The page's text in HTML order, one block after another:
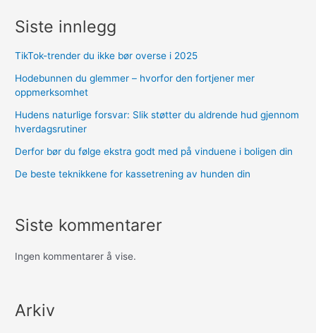
Siste innlegg
TikTok-trender du ikke bør overse i 2025
Hodebunnen du glemmer – hvorfor den fortjener mer
oppmerksomhet
Hudens naturlige forsvar: Slik støtter du aldrende hud gjennom
hverdagsrutiner
Derfor bør du følge ekstra godt med på vinduene i boligen din
De beste teknikkene for kassetrening av hunden din
Siste kommentarer
Ingen kommentarer å vise.
Arkiv